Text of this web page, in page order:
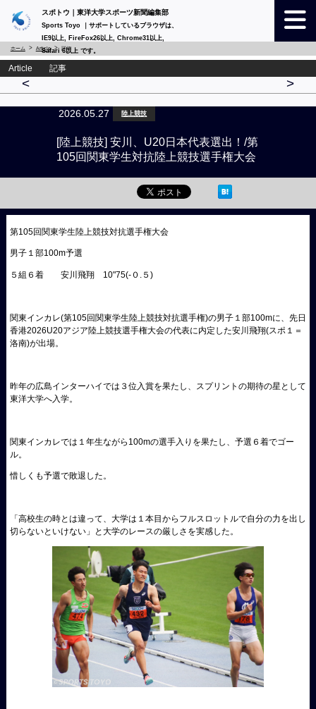
スポトウ｜東洋大学スポーツ新聞編集部
Sports Toyo ｜サポートしているブラウザは、
IE9以上, FireFox26以上, Chrome31以上,
Safari 6以上 です。
ホーム Article 詳細
Article 記事
< >
2026.05.27 陸上競技
[陸上競技] 安川、U20日本代表選出！/第
105回関東学生対抗陸上競技選手権大会
第105回関東学生陸上競技対抗選手権大会
男子１部100m予選
５組６着 安川飛翔 10"75(-０.５)
関東インカレ(第105回関東学生陸上競技対抗選手権)の男子１部100mに、先日
香港2026U20アジア陸上競技選手権大会の代表に内定した安川飛翔(スポ１＝
洛南)が出場。
昨年の広島インターハイでは３位入賞を果たし、スプリントの期待の星として
東洋大学へ入学。
関東インカレでは１年生ながら100mの選手入りを果たし、予選６着でゴー
ル。
惜しくも予選で敗退した。
「高校生の時とは違って、大学は１本目からフルスロットルで自分の力を出し
切らないといけない」と大学のレースの厳しさを実感した。